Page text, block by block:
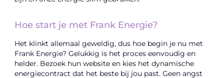
Hoe start je met Frank Energie?
Het klinkt allemaal geweldig, dus hoe begin je nu met
Frank Energie? Gelukkig is het proces eenvoudig en
helder. Bezoek hun website en kies het dynamische
energiecontract dat het beste bij jou past. Geen angst